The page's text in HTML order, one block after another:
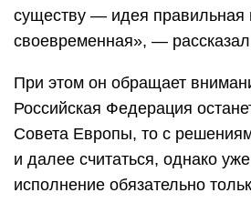
существу — идея правильная
своевременная», — рассказал
При этом он обращает
Российская Федерация
Совета Европы, то с
и далее считаться, однако
исполнение обязательно